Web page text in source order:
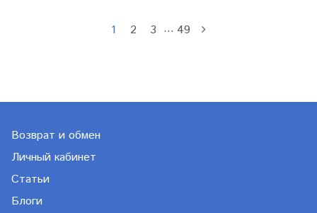
1 2 3 … 49
Возврат и обмен
Личный кабинет
Статьи
Блоги